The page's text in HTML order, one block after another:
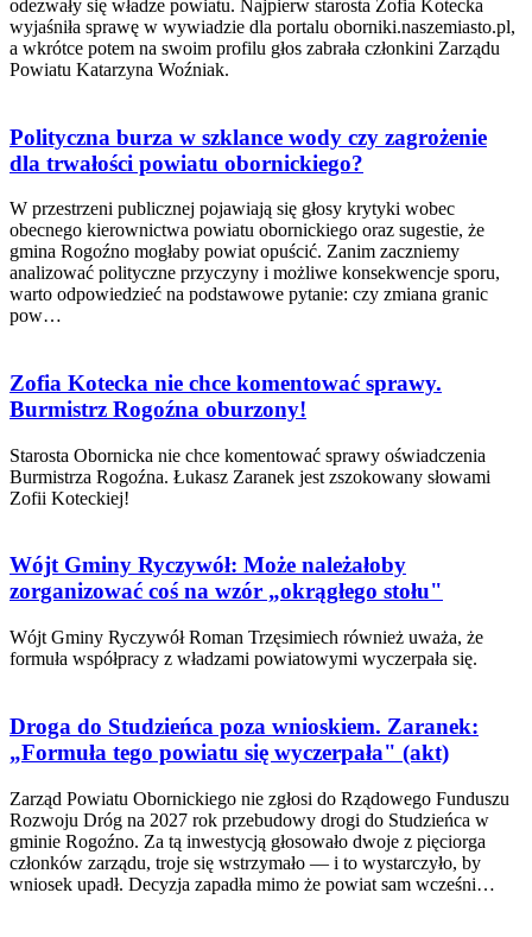
odezwały się władze powiatu. Najpierw starosta Zofia Kotecka
wyjaśniła sprawę w wywiadzie dla portalu oborniki.naszemiasto.pl,
a wkrótce potem na swoim profilu głos zabrała członkini Zarządu
Powiatu Katarzyna Woźniak.
Polityczna burza w szklance wody czy zagrożenie
dla trwałości powiatu obornickiego?
W przestrzeni publicznej pojawiają się głosy krytyki wobec
obecnego kierownictwa powiatu obornickiego oraz sugestie, że
gmina Rogoźno mogłaby powiat opuścić. Zanim zaczniemy
analizować polityczne przyczyny i możliwe konsekwencje sporu,
warto odpowiedzieć na podstawowe pytanie: czy zmiana granic
pow…
Zofia Kotecka nie chce komentować sprawy.
Burmistrz Rogoźna oburzony!
Starosta Obornicka nie chce komentować sprawy oświadczenia
Burmistrza Rogoźna. Łukasz Zaranek jest zszokowany słowami
Zofii Koteckiej!
Wójt Gminy Ryczywół: Może należałoby
zorganizować coś na wzór „okrągłego stołu"
Wójt Gminy Ryczywół Roman Trzęsimiech również uważa, że
formuła współpracy z władzami powiatowymi wyczerpała się.
Droga do Studzieńca poza wnioskiem. Zaranek:
„Formuła tego powiatu się wyczerpała" (akt)
Zarząd Powiatu Obornickiego nie zgłosi do Rządowego Funduszu
Rozwoju Dróg na 2027 rok przebudowy drogi do Studzieńca w
gminie Rogoźno. Za tą inwestycją głosowało dwoje z pięciorga
członków zarządu, troje się wstrzymało — i to wystarczyło, by
wniosek upadł. Decyzja zapadła mimo że powiat sam wcześni…